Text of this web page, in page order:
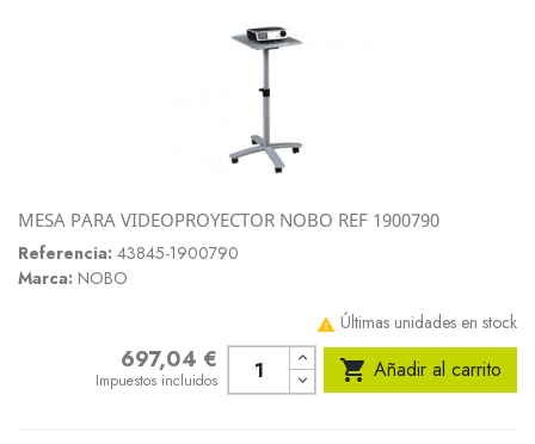
MESA PARA VIDEOPROYECTOR NOBO REF 1900790
Referencia: 43845-1900790
Marca: NOBO
 Últimas unidades en stock
Precio697,04 €
Impuestos incluidos  Añadir al carrito